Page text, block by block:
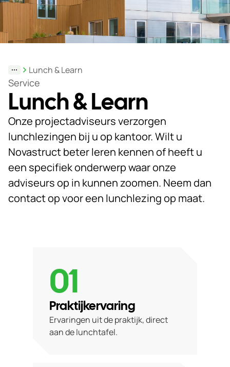
Duurzaamheid
Werken
Nieuws
&
Kennis
Particulieren
KlantPortaal
Contact
Lunch & Learn
Service
Lunch & Learn
Onze projectadviseurs verzorgen
lunchlezingen bij u op kantoor. Wilt u
Novastruct beter leren kennen of heeft u
een specifiek onderwerp waar onze
adviseurs op in kunnen zoomen. Neem dan
contact op voor een lunchlezing op maat.
01
Praktijkervaring
Ervaringen uit de praktijk, direct
aan de lunchtafel.